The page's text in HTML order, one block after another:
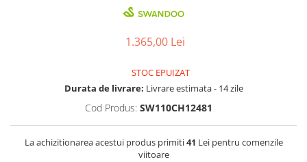
1.365,00 Lei
STOC EPUIZAT
Durata de livrare: Livrare estimata - 14 zile
Cod Produs: SW110CH12481
La achizitionarea acestui produs primiti41 Lei pentru comenzile
viitoare